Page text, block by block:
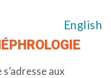
English
aux